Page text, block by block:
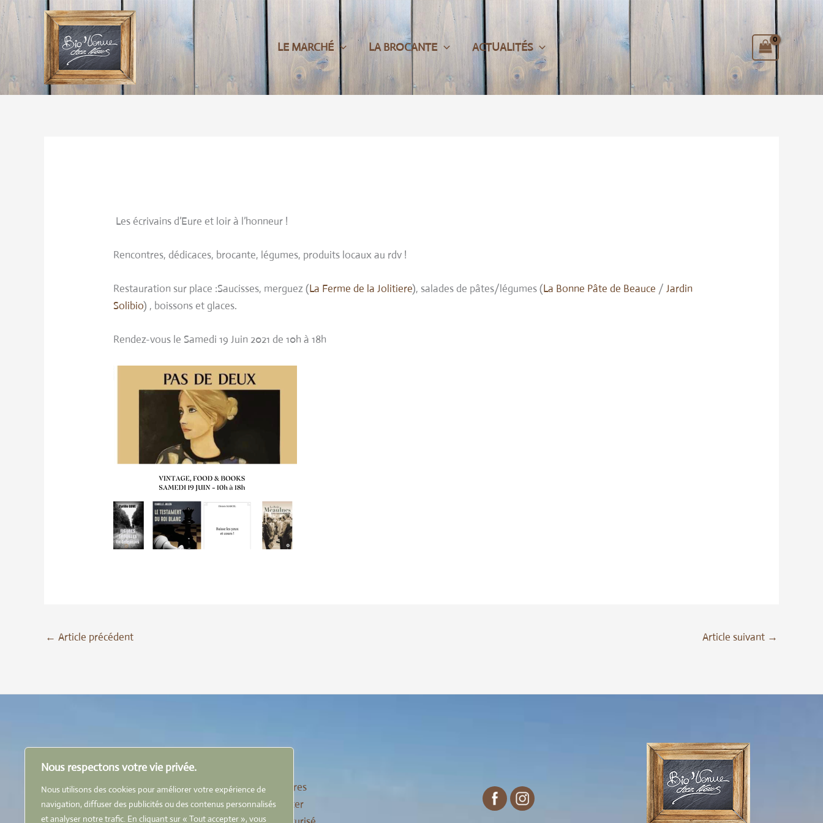
Nous respectons votre vie privée.
Nous utilisons des cookies pour améliorer votre expérience de
navigation, diffuser des publicités ou des contenus personnalisés
et analyser notre trafic. En cliquant sur « Tout accepter », vous
Aller
LE MARCHÉ LA BROCANTE ACTUALITÉS
Les écrivains d’Eure et loir à l’honneur !
Rencontres, dédicaces, brocante, légumes, produits locaux au rdv !
Restauration sur place :Saucisses, merguez (La Ferme de la Jolitiere), salades de pâtes/légumes (La Bonne Pâte de Beauce /Jardin
Solibio) , boissons et glaces.
Rendez-vous le Samedi 19 Juin 2021 de 10h à 18h
← Article précédent Article suivant →
Politique de confidentialité
Politique de cookies
Nos partenaires
Nous contacter